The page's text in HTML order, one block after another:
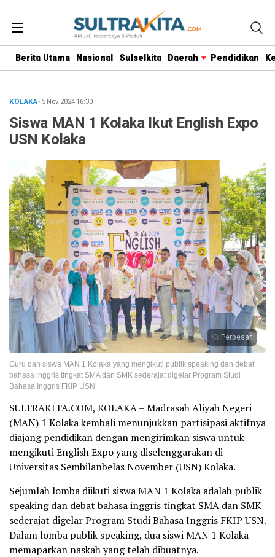
Berita Utama Nasional Sulselkita Daerah Pendidikan
KOLAKA· 5 Nov 202416:30
Siswa MAN 1 Kolaka Ikut English Expo
USN Kolaka
Perbesar
Guru dan siswa MAN 1 Kolaka yang mengikuti publik speaking dan debat
bahasa inggris tingkat SMA dan SMK sederajat digelar Program Studi
Bahasa Inggris FKIP USN
SULTRAKITA.COM, KOLAKA – Madrasah Aliyah Negeri
(MAN) 1 Kolaka kembali menunjukkan partisipasi aktifnya
diajang pendidikan dengan mengirimkan siswa untuk
mengikuti English Expo yang diselenggarakan di
Universitas Sembilanbelas November (USN) Kolaka.
Sejumlah lomba diikuti siswa MAN 1 Kolaka adalah publik
speaking dan debat bahasa inggris tingkat SMA dan SMK
sederajat digelar Program Studi Bahasa Inggris FKIP USN.
Dalam lomba publik speaking, dua siswi MAN 1 Kolaka
memaparkan naskah yang telah dibuatnya.